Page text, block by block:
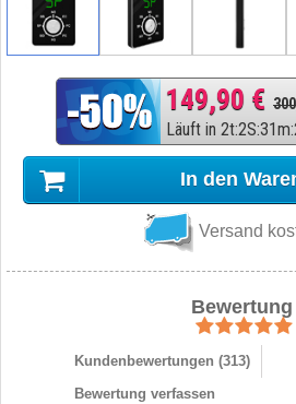
149,90 €
Läuft in 2t:2S:31m:
In den
Versand
Bewertung
Kundenbewertungen (313)
Bewertung verfassen